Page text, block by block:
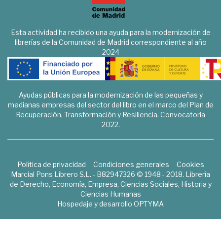
Esta actividad ha recibido una ayuda para la modernización de
librerías de la Comunidad de Madrid correspondiente al año
2024
Ayudas públicas para la modernización de las pequeñas y
medianas empresas del sector del libro en el marco del Plan de
Recuperación, Transformación y Resiliencia. Convocatoria
2022.
Política de privacidad Condiciones generales
Cookies
Marcial Pons Librero S.L. - B82947326 © 1948 - 2018. Librería
de Derecho, Economía, Empresa, Ciencias Sociales, Historia y
Ciencias Humanas
Hospedaje y desarrollo OPTYMA